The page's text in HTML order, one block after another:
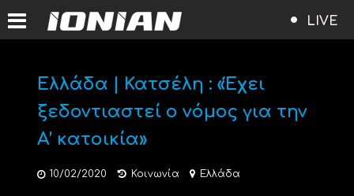
LIVE
Ελλάδα | Κατσέλη : «Έχει
ξεδοντιαστεί ο νόμος για την
Α’ κατοικία»
10/02/2020 Κοινωνία Ελλάδα